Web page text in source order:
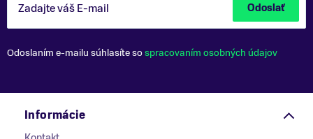
Zadajte váš E-mail Odoslať
Odoslaním e-mailu súhlasíte sospracovaním osobných údajov
Informácie